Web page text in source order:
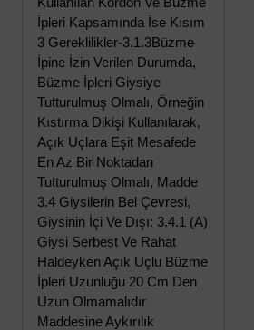
İpleri Kapsamında İse Kısım
3 Gereklilikler-3.1.3Büzme
İpine İzin Verilen Durumda,
Büzme İpleri Giysiye
Tutturulmuş Olmalı, Örneğin
Kıstırma Dikişi Kullanılarak,
Açık Uçlara Eşit Mesafede
En Az Bir Noktadan
Tutturulmuş Olmalı, Madde
3.4 Giysilerin Bel Çevresi,
Giysinin İçi Ve Dışı: 3.4.1 (A)
Giysi Serbest Ve Rahat
Haldeyken Açık Uçlu Büzme
İpleri Uzunluğu 20 Cm Den
Uzun Olmamalıdır
Maddesine Aykırılık